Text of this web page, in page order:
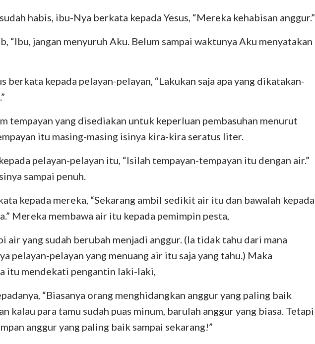
Rut
II Tawarikh
Ayub
Amsal
Kidung Agung
Amos
Yunus
Nahum
Zefanya
I Korintus II Korintus
I Tesalonika II Tesalonika
Titus Filemon
Ibrani Yakobus
I Petrus II Petrus
habis, ibu-Nya berkata kepada Yesus, “Mereka kehabisan anggur.”
“Ibu, jangan menyuruh Aku. Belum sampai waktunya Aku menyatakan
berkata kepada pelayan-pelayan, “Lakukan saja apa yang dikatakan-
tempayan yang disediakan untuk keperluan pembasuhan menurut
itu masing-masing isinya kira-kira seratus liter.
pelayan-pelayan itu, “Isilah tempayan-tempayan itu dengan air.”
sampai penuh.
kepada mereka, “Sekarang ambil sedikit air itu dan bawalah kepada
Mereka membawa air itu kepada pemimpin pesta,
air yang sudah berubah menjadi anggur. (Ia tidak tahu dari mana
pelayan-pelayan yang menuang air itu saja yang tahu.) Maka
itu mendekati pengantin laki-laki,
“Biasanya orang menghidangkan anggur yang paling baik
kalau para tamu sudah puas minum, barulah anggur yang biasa. Tetapi
anggur yang paling baik sampai sekarang!”